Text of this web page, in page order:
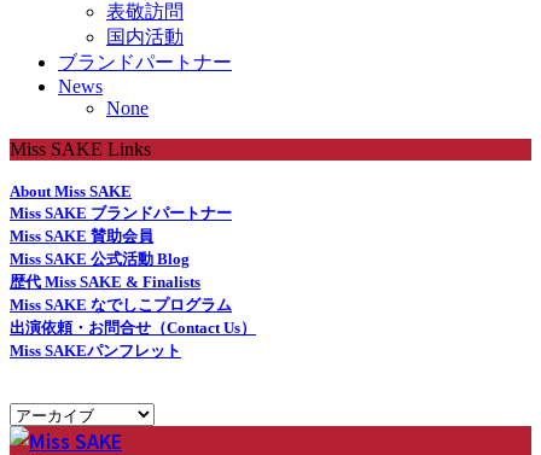
表敬訪問
国内活動
ブランドパートナー
News
None
Miss SAKE Links
About Miss SAKE
Miss SAKE ブランドパートナー
Miss SAKE 賛助会員
Miss SAKE 公式活動 Blog
歴代 Miss SAKE & Finalists
Miss SAKE なでしこプログラム
出演依頼・お問合せ（Contact Us）
Miss SAKEパンフレット